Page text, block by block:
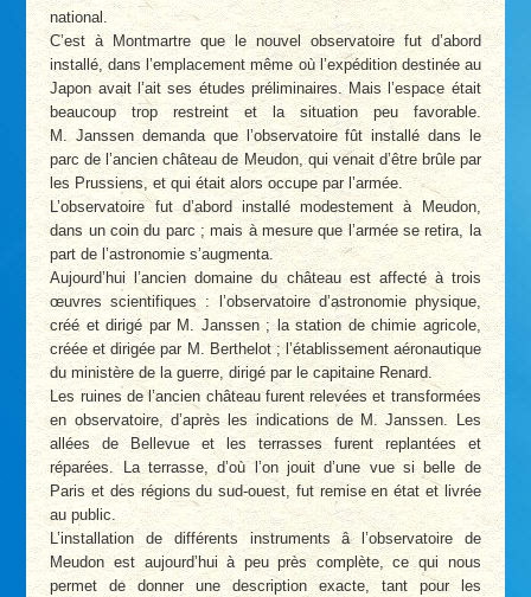
national.
C’est à Montmartre que le nouvel observatoire fut d’abord
installé, dans l’emplacement même où l’expédition destinée au
Japon avait l’ait ses études préliminaires. Mais l’espace était
beaucoup trop restreint et la situation peu favorable.
M. Janssen demanda que l’observatoire fût installé dans le
parc de l’ancien château de Meudon, qui venait d’être brûle par
les Prussiens, et qui était alors occupe par l’armée.
L’observatoire fut d’abord installé modestement à Meudon,
dans un coin du parc ; mais à mesure que l’armée se retira, la
part de l’astronomie s’augmenta.
Aujourd’hui l’ancien domaine du château est affecté à trois
œuvres scientifiques : l’observatoire d’astronomie physique,
créé et dirigé par M. Janssen ; la station de chimie agricole,
créée et dirigée par M. Berthelot ; l’établissement aéronautique
du ministère de la guerre, dirigé par le capitaine Renard.
Les ruines de l’ancien château furent relevées et transformées
en observatoire, d’après les indications de M. Janssen. Les
allées de Bellevue et les terrasses furent replantées et
réparées. La terrasse, d’où l’on jouit d’une vue si belle de
Paris et des régions du sud-ouest, fut remise en état et livrée
au public.
L’installation de différents instruments â l’observatoire de
Meudon est aujourd’hui à peu près complète, ce qui nous
permet de donner une description exacte, tant pour les